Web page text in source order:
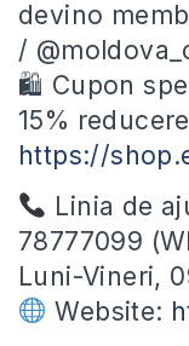
devino
/
🛍 Cupon
15%
https://
Linia de
78777099
Luni-Vineri,
Website: